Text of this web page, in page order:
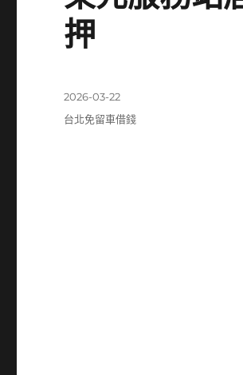
押
發
佈
2026-03-22
分
台北免留車借錢